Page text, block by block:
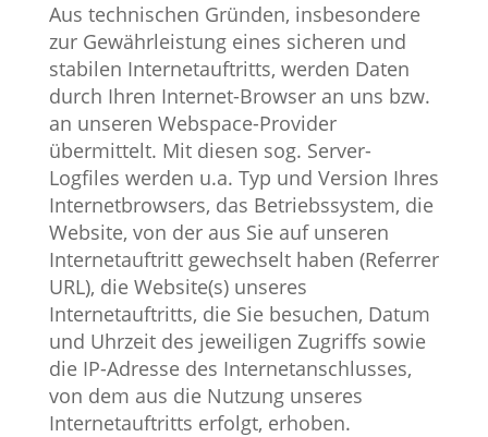
Aus technischen Gründen, insbesondere
zur Gewährleistung eines sicheren und
stabilen Internetauftritts, werden Daten
durch Ihren Internet-Browser an uns bzw.
an unseren Webspace-Provider
übermittelt. Mit diesen sog. Server-
Logfiles werden u.a. Typ und Version Ihres
Internetbrowsers, das Betriebssystem, die
Website, von der aus Sie auf unseren
Internetauftritt gewechselt haben (Referrer
URL), die Website(s) unseres
Internetauftritts, die Sie besuchen, Datum
und Uhrzeit des jeweiligen Zugriffs sowie
die IP-Adresse des Internetanschlusses,
von dem aus die Nutzung unseres
Internetauftritts erfolgt, erhoben.